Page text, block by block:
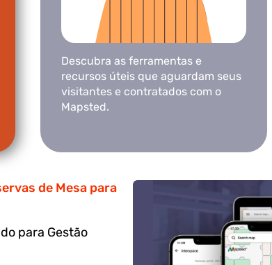
Descubra as ferramentas e
recursos úteis que aguardam seus
visitantes e contratados com o
Mapsted.
de Mesa para
para Gestão